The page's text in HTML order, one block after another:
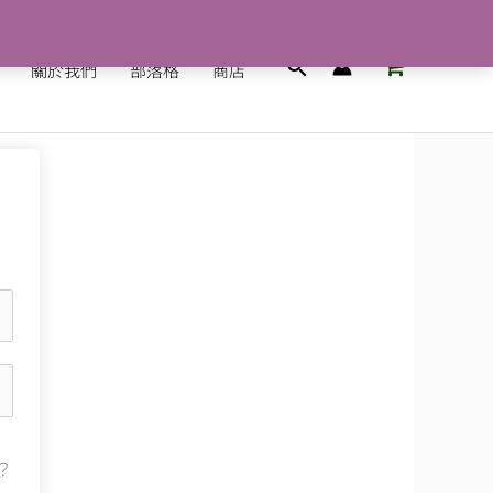
關於我們 部落格 商店
搜